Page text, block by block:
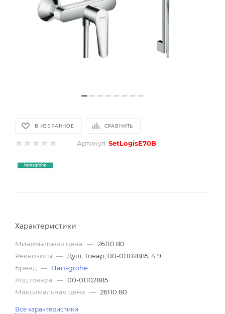
В ИЗБРАННОЕ СРАВНИТЬ
Артикул: SetLogisE70B
Характеристики
Минимальная цена — 26110.80
Реквизиты — Душ, Товар, 00-01102885, 4.9
Бренд — Hansgrohe
Код товара — 00-01102885
Максимальная цена — 26110.80
Все характеристики